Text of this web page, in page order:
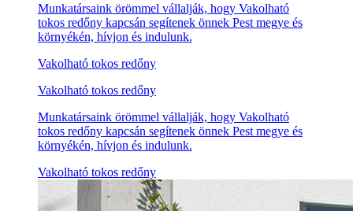
Munkatársaink örömmel vállalják, hogy Vakolható
tokos redőny kapcsán segítenek önnek Pest megye és
környékén, hívjon és indulunk.
Vakolható tokos redőny
Vakolható tokos redőny
Munkatársaink örömmel vállalják, hogy Vakolható
tokos redőny kapcsán segítenek önnek Pest megye és
környékén, hívjon és indulunk.
Vakolható tokos redőny